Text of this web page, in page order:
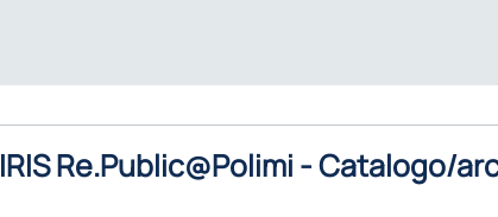
IRIS Re.Public@Polimi - Catalogo/